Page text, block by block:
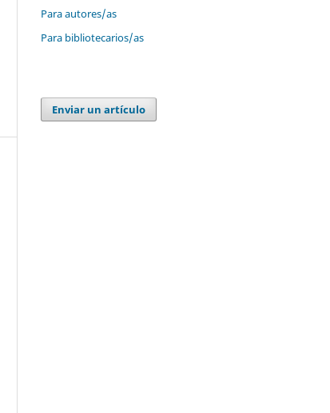
Para autores/as
Para bibliotecarios/as
Enviar un artículo